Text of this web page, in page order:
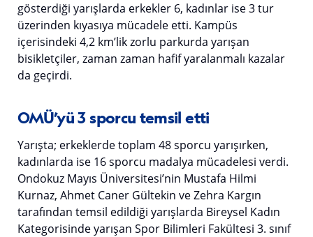
gösterdiği yarışlarda erkekler 6, kadınlar ise 3 tur
üzerinden kıyasıya mücadele etti. Kampüs
içerisindeki 4,2 km’lik zorlu parkurda yarışan
bisikletçiler, zaman zaman hafif yaralanmalı kazalar
da geçirdi.
OMÜ’yü 3 sporcu temsil etti
Yarışta; erkeklerde toplam 48 sporcu yarışırken,
kadınlarda ise 16 sporcu madalya mücadelesi verdi.
Ondokuz Mayıs Üniversitesi’nin Mustafa Hilmi
Kurnaz, Ahmet Caner Gültekin ve Zehra Kargın
tarafından temsil edildiği yarışlarda Bireysel Kadın
Kategorisinde yarışan Spor Bilimleri Fakültesi 3. sınıf